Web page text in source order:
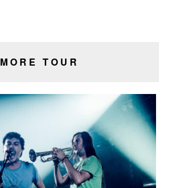
MORE TOUR